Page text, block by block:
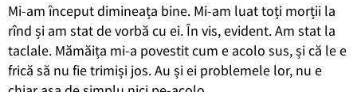
Mi-am început dimineața bine. Mi-am luat toți morții la
rînd și am stat de vorbă cu ei. În vis, evident. Am stat la
taclale. Mămăița mi-a povestit cum e acolo sus, și că le e
frică să nu fie trimiși jos. Au și ei problemele lor, nu e